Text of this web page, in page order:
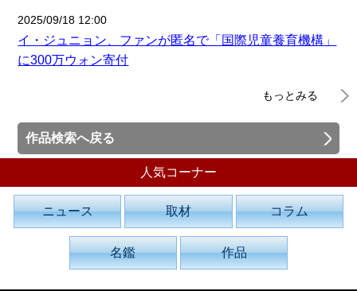
2025/09/18 12:00
イ・ジュニョン、ファンが匿名で「国際児童養育機構」
に300万ウォン寄付
もっとみる
作品検索へ戻る
人気コーナー
ニュース 取材 コラム
名鑑 作品